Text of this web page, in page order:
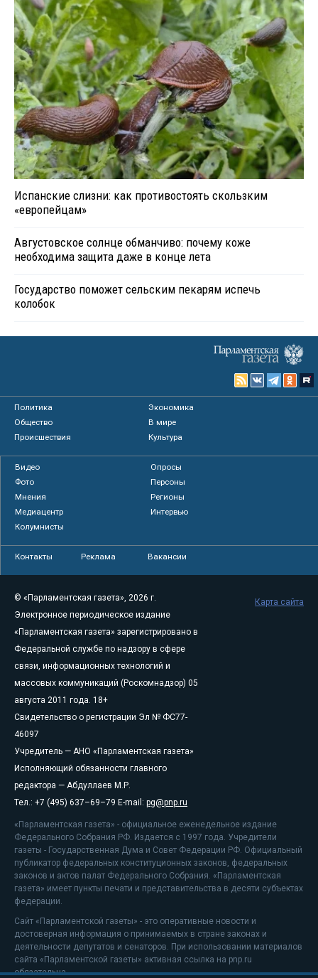
Испанские слизни: как противостоять скользким
«европейцам»
Августовское солнце обманчиво: почему коже
необходима защита даже в конце лета
Государство поможет сельским пекарям испечь
колобок
Политика
Экономика
Общество
В мире
Происшествия
Культура
Видео
Опросы
Фото
Персоны
Мнения
Регионы
Медиацентр
Интервью
Колумнисты
Контакты Реклама Вакансии
© «Парламентская газета», 2026 г.
Электронное периодическое издание
«Парламентская газета» зарегистрировано в
Федеральной службе по надзору в сфере
связи, информационных технологий и
массовых коммуникаций (Роскомнадзор) 05
августа 2011 года. 18+
Свидетельство о регистрации Эл № ФС77-
46097
Учредитель — АНО «Парламентская газета»
Исполняющий обязанности главного
редактора — Абдуллаев М.Р.
Тел.: +7 (495) 637–69–79 E-mail: pg@pnp.ru
«Парламентская газета» - официальное еженедельное издание
Федерального Собрания РФ. Издается с 1997 года. Учредители
газеты - Государственная Дума и Совет Федерации РФ. Официальный
публикатор федеральных конституционных законов, федеральных
законов и актов палат Федерального Собрания. «Парламентская
газета» имеет пункты печати и представительства в десяти субъектах
федерации.
Сайт «Парламентской газеты» - это оперативные новости и
достоверная информация о принимаемых в стране законах и
деятельности депутатов и сенаторов. При использовании материалов
сайта «Парламентской газеты» активная ссылка на pnp.ru
обязательна.
Карта сайта